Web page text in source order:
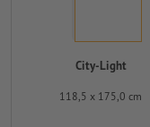
City-Light
118,5 x 175,0 cm